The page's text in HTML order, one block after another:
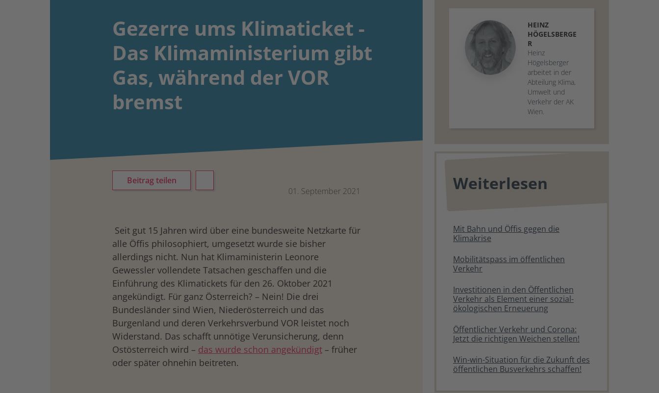
Gezerre ums Klimaticket -
Das Klimaministerium gibt
Gas, während der VOR
bremst
Beitrag teilen
01. September 2021
Seit gut 15 Jahren wird über eine bundesweite Netzkarte für
alle Öffis philosophiert, umgesetzt wurde sie bisher
allerdings nicht. Nun hat Klimaministerin Leonore
Gewessler vollendete Tatsachen geschaffen und die
Einführung des Klimatickets für den 26. Oktober 2021
angekündigt. Für ganz Österreich? – Nein! Die drei
Bundesländer sind Wien, Niederösterreich und das
Burgenland und deren Verkehrsverbund VOR leistet noch
Widerstand. Das schafft unnötige Verunsicherung, denn
Ostösterreich wird – das wurde schon angekündigt – früher
oder später ohnehin beitreten.
HEINZ
HÖGELSBERGE
R
Heinz
Högelsberger
arbeitet in der
Abteilung Klima,
Umwelt und
Verkehr der AK
Wien.
Weiterlesen
Mit Bahn und Öffis gegen die
Klimakrise
Mobilitätspass im öffentlichen
Verkehr
Investitionen in den Öffentlichen
Verkehr als Element einer sozial-
ökologischen Erneuerung
Öffentlicher Verkehr und Corona:
Jetzt die richtigen Weichen stellen!
Win-win-Situation für die Zukunft des
öffentlichen Busverkehrs schaffen!